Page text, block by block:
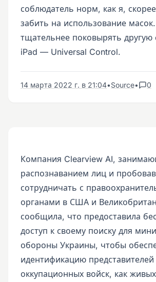
соблюдатель норм, как я,
забить на использование
тщательнее поковырять
iPad — Universal Control.
14 марта 2022 г. в 21:04•Source• 0
Компания Clearview AI,
распознаванием лиц и
сотрудничать с
органами в США и
сообщила, что предоставила
доступ к своему поиску для
обороны Украины, чтобы
идентификацию представителей
оккупационных войск, как